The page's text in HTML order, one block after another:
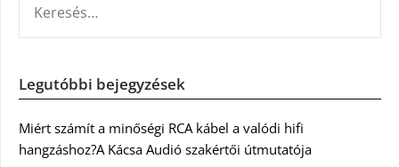
Legutóbbi bejegyzések
Miért számít a minőségi RCA kábel a valódi hifi
hangzáshoz?A Kácsa Audió szakértői útmutatója